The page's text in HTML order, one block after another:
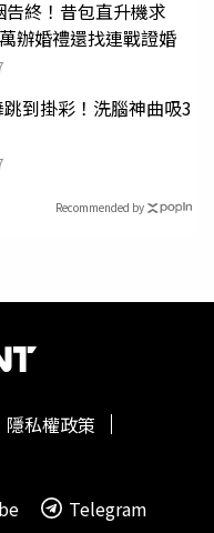
終！昔包直升機求
辦婚禮還找連戰證婚
到掛彩！洗腦神曲吸3
Recommended by
隱私權政策
Telegram